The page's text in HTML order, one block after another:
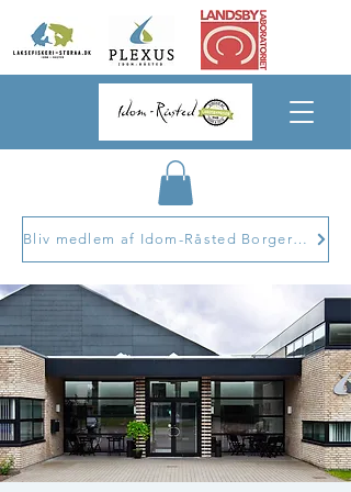
Bliv medlem af Idom-Råsted Borgerforening